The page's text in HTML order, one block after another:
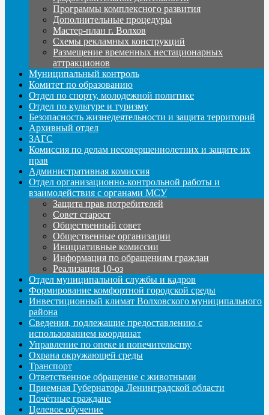
Программы комплексного развития
Дополнительные процедуры
Мастер-план г. Волхов
Схемы рекламных конструкций
Размещение временных нестационарных
аттракционов
Муниципальный контроль
Комитет по образованию
Отдел по спорту, молодежной политике
Отдел по культуре и туризму
Безопасность жизнедеятельности и защита территорий
Архивный отдел
ЗАГС
Комиссия по делам несовершеннолетних и защите их
прав
Административная комиссия
Отдел организационно-контрольной работы и
взаимодействия с органами МСУ
Защита прав потребителей
Совет старост
Общественный совет
Общественные организации
Инициативные комиссии
Информация по обращениям граждан
Реализация 10-оз
Отдел муниципальной службы и кадров
Формирование комфортной городской среды
Инвестиционный климат Волховского муниципального
района
Сведения, подлежащие предоставлению с
использованием координат
Управление по опеке и попечительству
Охрана окружающей среды
Транспорт
Ответственное обращение с животными
Приемная Губернатора Ленинградской области
Почётные граждане
Целевое обучение